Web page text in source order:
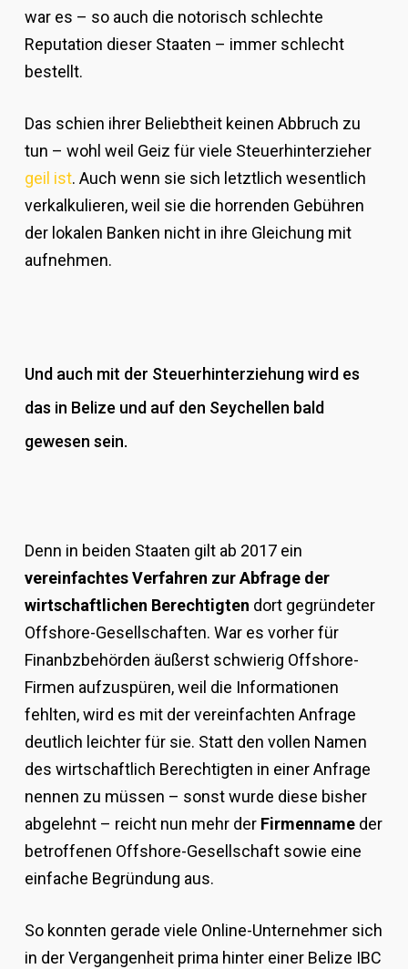
war es – so auch die notorisch schlechte
Reputation dieser Staaten – immer schlecht
bestellt.
Das schien ihrer Beliebtheit keinen Abbruch zu
tun – wohl weil Geiz für viele Steuerhinterzieher
geil ist. Auch wenn sie sich letztlich wesentlich
verkalkulieren, weil sie die horrenden Gebühren
der lokalen Banken nicht in ihre Gleichung mit
aufnehmen.
Und auch mit der Steuerhinterziehung wird es
das in Belize und auf den Seychellen bald
gewesen sein.
Denn in beiden Staaten gilt ab 2017 ein
vereinfachtes Verfahren zur Abfrage der
wirtschaftlichen Berechtigten dort gegründeter
Offshore-Gesellschaften. War es vorher für
Finanbzbehörden äußerst schwierig Offshore-
Firmen aufzuspüren, weil die Informationen
fehlten, wird es mit der vereinfachten Anfrage
deutlich leichter für sie. Statt den vollen Namen
des wirtschaftlich Berechtigten in einer Anfrage
nennen zu müssen – sonst wurde diese bisher
abgelehnt – reicht nun mehr der Firmennameder
betroffenen Offshore-Gesellschaft sowie eine
einfache Begründung aus.
So konnten gerade viele Online-Unternehmer sich
in der Vergangenheit prima hinter einer Belize IBC